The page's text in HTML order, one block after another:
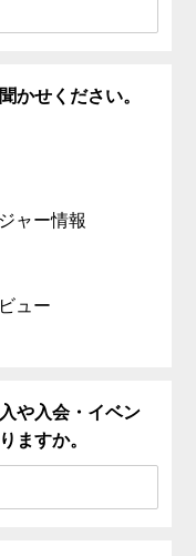
かせください。
ャー情報
ュー
や入会・イベン
ますか。